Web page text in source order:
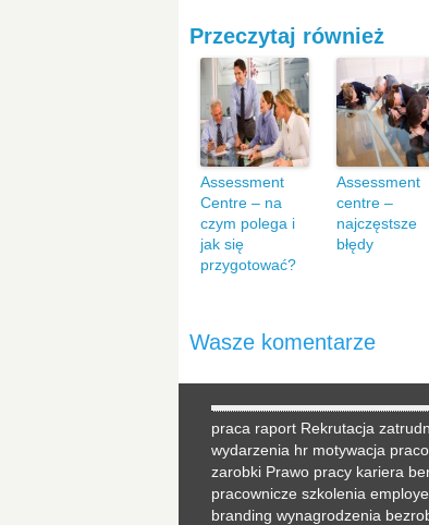
Przeczytaj również
Assessment
Centre – na
czym polega i
jak się
przygotować?
Assessment
centre –
najczęstsze
błędy
Wasze komentarze
praca raport Rekrutacja
wydarzenia hr motywacja
zarobki Prawo pracy kariera
pracownicze szkolenia
branding wynagrodzenia